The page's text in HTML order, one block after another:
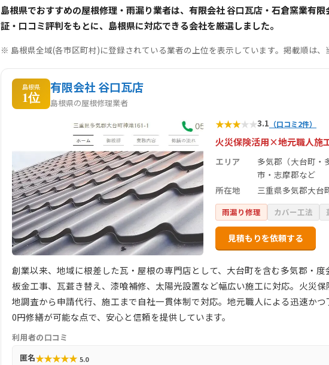
島根県でおすすめの屋根修理・雨漏り業者は、有限会社 谷口瓦店・石倉窯業有
証・口コミ評判をもとに、島根県に対応できる会社を厳選しました。
※ 島根県全域(各市区町村)に登録されている業者の上位を表示しています。掲載順は、
島根県
1位
有限会社 谷口瓦店
島根県の屋根修理業者
★★★★★3.1 （口コミ2件）
火災保険活用×地元職人施
エリア
多気郡（大台町・
市・志摩郡など
所在地
三重県多気郡大台
雨漏り修理 カバー工法
見積もりを依頼する
創業以来、地域に根差した瓦・屋根の専門店として、大台町を含む多気郡・
板金工事、瓦葺き替え、漆喰補修、太陽光設置など幅広い施工に対応。火災
地調査から申請代行、施工まで自社一貫体制で対応。地元職人による迅速か
0円修繕が可能な点で、安心と信頼を提供しています。
利用者の口コミ
匿名★★★★★ 5.0